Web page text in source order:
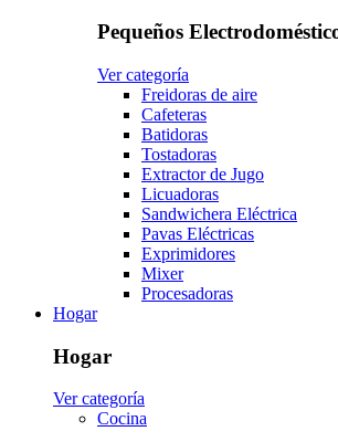
Pequeños
Ver categoría
Freidoras de aire
Cafeteras
Batidoras
Tostadoras
Extractor de Jugo
Licuadoras
Sandwichera Eléctrica
Pavas Eléctricas
Exprimidores
Mixer
Procesadoras
Hogar
Hogar
Ver categoría
Cocina